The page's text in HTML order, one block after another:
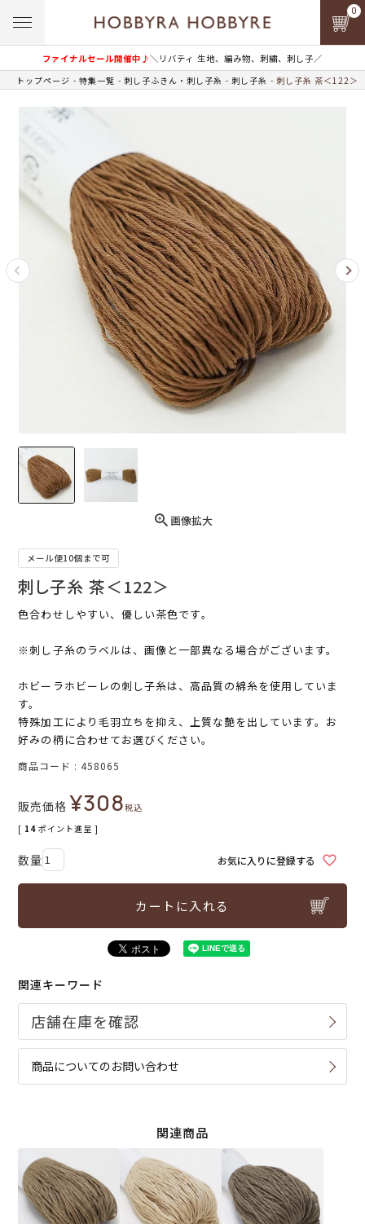
ファイナルセール開催中♪＼リバティ 生地、編み物、刺繍、刺し子／
0
トップページ 特集一覧 刺し子ふきん・刺し子糸 刺し子糸 刺し子糸 茶＜122＞
画像拡大
メール便10個まで可
刺し子糸 茶＜122＞
色合わせしやすい、優しい茶色です｡
※刺し子糸のラベルは、画像と一部異なる場合がございます。
ホビーラホビーレの刺し子糸は、高品質の綿糸を使用していま
す。
特殊加工により毛羽立ちを抑え、上質な艶を出しています。お
好みの柄に合わせてお選びください。
商品コード 458065
販売価格 ¥308税込
[ 14 ポイント進呈 ]
お気に入りに登録する
カートに入れる
関連キーワード
商品についてのお問い合わせ
関連商品